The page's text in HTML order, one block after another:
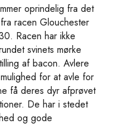
oprindelig fra det
racen Glouchester
Racen har ikke
svinets mørke
af bacon. Avlere
for at avle for
få deres dyr afprøvet
De har i stedet
og gode